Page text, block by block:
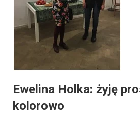
Ewelina Holka: żyję
kolorowo